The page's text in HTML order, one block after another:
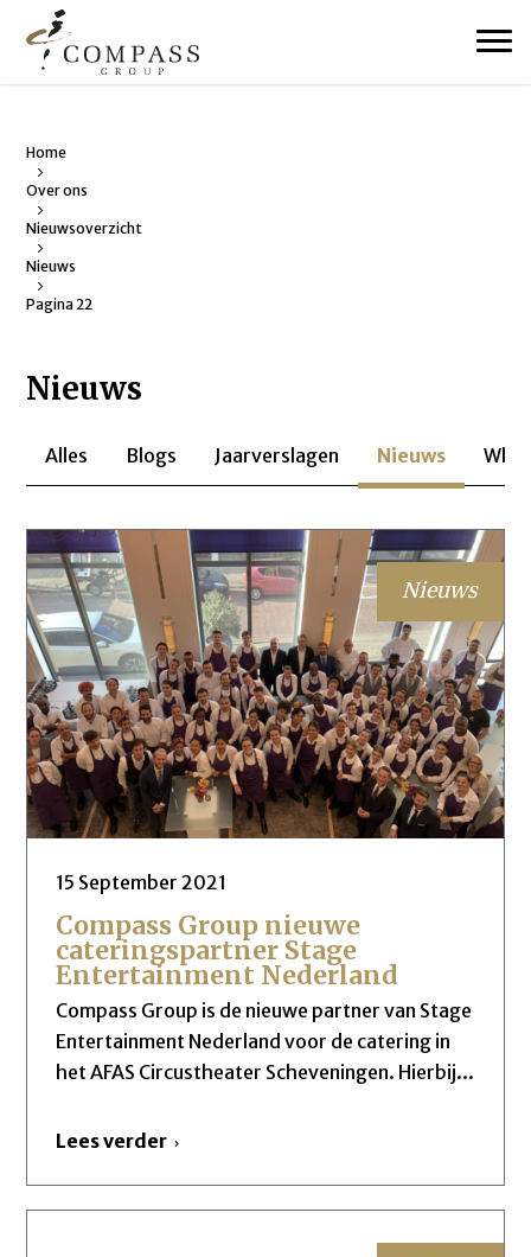
Home
Over ons
Nieuwsoverzicht
Nieuws
Pagina 22
Nieuws
Alles Blogs Jaarverslagen Nieuws
Nieuws
15 September 2021
Compass Group nieuwe
cateringspartner Stage
Entertainment Nederland
Compass Group is de nieuwe partner van Stage
Entertainment Nederland voor de catering in
het AFAS Circustheater Scheveningen. Hierbij...
Lees verder